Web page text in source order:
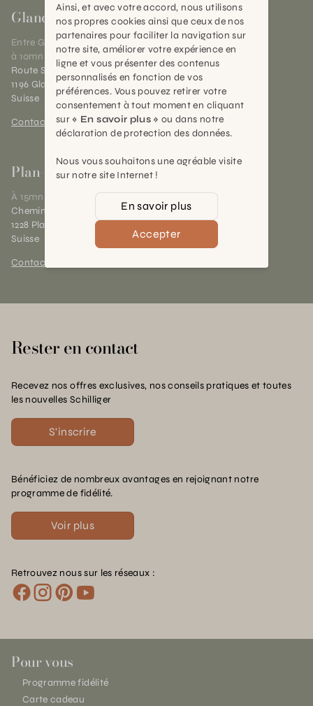
Gland
Entre Genève et Lausanne,
à 10mn de Nyon
Route Suisse 40
1196 Gland (VD)
Suisse
Contact et horaires
Plan-les-Ouates
À 15mn du centre de Genève
Chemin des Charrotons 25
1228 Plan-les-Ouates (GE)
Suisse
Contact et horaires
Rester en contact
Recevez nos offres exclusives, nos conseils pratiques et toutes
les nouvelles Schilliger
S'inscrire
Bénéficiez de nombreux avantages en rejoignant notre
programme de fidélité.
Voir plus
Retrouvez nous sur les réseaux :
Pour vous
Programme fidélité
Carte cadeau
Ainsi, et avec votre accord, nous utilisons
nos propres cookies ainsi que ceux de nos
partenaires pour faciliter la navigation sur
notre site, améliorer votre expérience en
ligne et vous présenter des contenus
personnalisés en fonction de vos
préférences. Vous pouvez retirer votre
consentement à tout moment en cliquant
sur « En savoir plus » ou dans notre
déclaration de protection des données.
Nous vous souhaitons une agréable visite
sur notre site Internet !
En savoir plus
Accepter